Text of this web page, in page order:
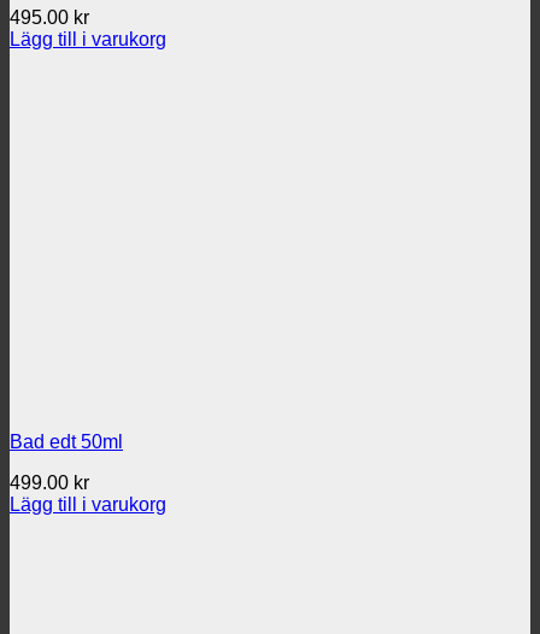
495.00 kr
Lägg till i varukorg
Bad edt 50ml
499.00 kr
Lägg till i varukorg